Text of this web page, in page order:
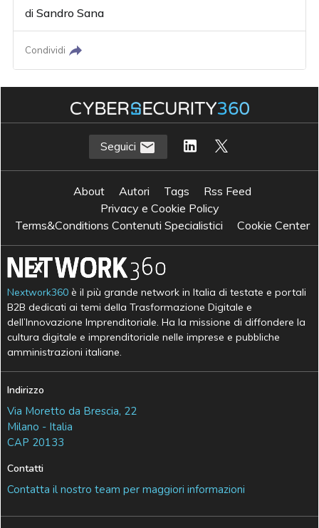
diSandro Sana
Condividi
Seguici
About Autori Tags
Rss Feed
Privacy e Cookie Policy
Terms&Conditions Contenuti Specialistici
Cookie Center
Nextwork360 è il più grande network in Italia di testate e portali
B2B dedicati ai temi della Trasformazione Digitale e
dell’Innovazione Imprenditoriale. Ha la missione di diffondere la
cultura digitale e imprenditoriale nelle imprese e pubbliche
amministrazioni italiane.
Indirizzo
Via Moretto da Brescia, 22
Milano - Italia
CAP 20133
Contatti
Contatta il nostro team per maggiori informazioni